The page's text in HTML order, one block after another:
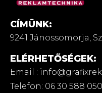
CÍMÜNK:
9241 Jánossomorja,
ELÉRHETŐSÉGEK:
Email :
Telefon: 06 30 588